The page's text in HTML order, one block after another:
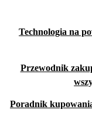
Technologia na
Przewodnik
Poradnik